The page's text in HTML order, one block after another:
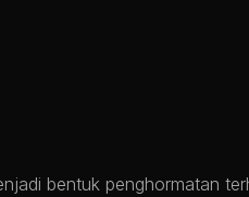
bentuk penghormatan